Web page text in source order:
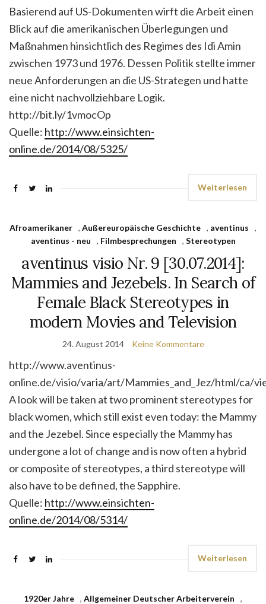
Basierend auf US-Dokumenten wirft die Arbeit einen
Blick auf die ameri­ka­ni­schen Überlegungen und
Maßnahmen hinsichtlich des Regimes des Idi Amin
zwischen 1973 und 1976. Dessen Politik stellte immer
neue An­for­de­run­gen an die US-Strategen und hatte
eine nicht nachvollziehbare Logik.
http://bit.ly/1vmocOp
Quelle: http://www.einsichten-
online.de/2014/08/5325/
Weiterlesen
Afroamerikaner , Außereuropäische Geschichte , aventinus
,
aventinus - neu
, Filmbesprechungen , Stereotypen
aventinus visio Nr. 9 [30.07.2014]:
Mammies and Jezebels. In Search of
Female Black Stereotypes in
modern Movies and Television
24. August 2014 Keine Kommentare
http://www.aventinus-
online.de/visio/varia/art/Mammies_and_Jez/html/ca/
A look will be taken at two prominent stereotypes for
black wo­men, which still exist even today: the Mammy
and the Jezebel. Since espe­cially the Mammy has
undergone a lot of change and is now often a hybrid
or composite of stereotypes, a third stereotype will
also have to be defined, the Sapphire.
Quelle: http://www.einsichten-
online.de/2014/08/5314/
Weiterlesen
1920er Jahre , Allgemeiner Deutscher Arbeiterverein
,